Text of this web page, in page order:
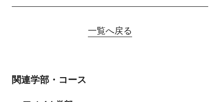
一覧へ戻る
関連学部・コース